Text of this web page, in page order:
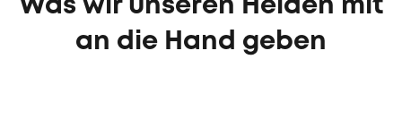
Was wir unseren Helden mit
an die Hand geben